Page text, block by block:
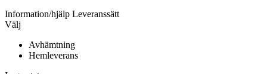
Information/hjälp Leveranssätt
Välj
Avhämtning
Hemleverans